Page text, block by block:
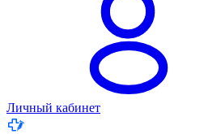
Личный кабинет